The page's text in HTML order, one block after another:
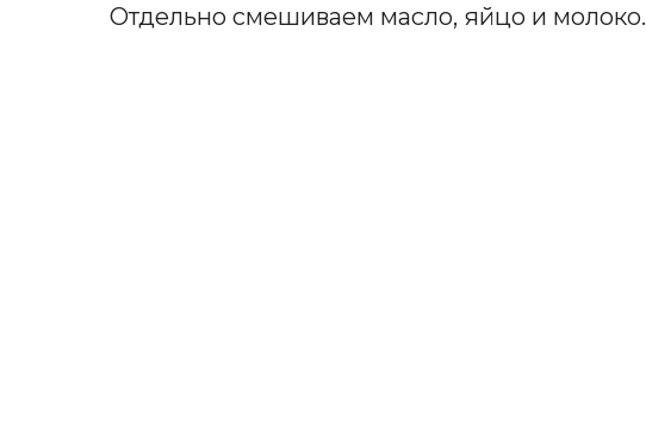
Отдельно смешиваем масло, яйцо и молоко.